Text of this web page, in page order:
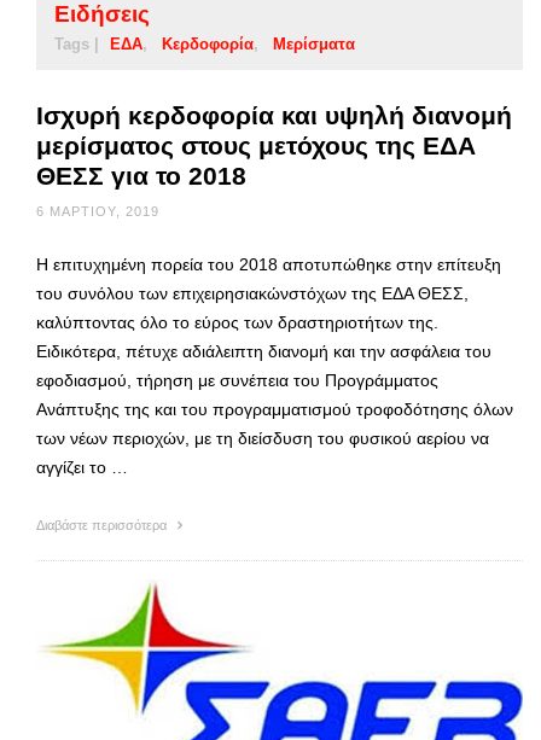
Ειδήσεις
Tags | ΕΔΑ Κερδοφορία Μερίσματα
Ισχυρή κερδοφορία και υψηλή διανομή
μερίσματος στους μετόχους της ΕΔΑ
ΘΕΣΣ για το 2018
6 ΜΑΡΤΊΟΥ, 2019
Η επιτυχημένη πορεία του 2018 αποτυπώθηκε στην επίτευξη
του συνόλου των επιχειρησιακώνστόχων της ΕΔΑ ΘΕΣΣ,
καλύπτοντας όλο το εύρος των δραστηριοτήτων της.
Ειδικότερα, πέτυχε αδιάλειπτη διανομή και την ασφάλεια του
εφοδιασμού, τήρηση με συνέπεια του Προγράμματος
Ανάπτυξης της και του προγραμματισμού τροφοδότησης όλων
των νέων περιοχών, με τη διείσδυση του φυσικού αερίου να
αγγίζει το …
Διαβάστε περισσότερα